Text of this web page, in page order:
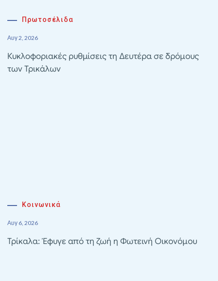
Πρωτοσέλιδα
Αυγ 2, 2026
Κυκλοφοριακές ρυθμίσεις τη Δευτέρα σε δρόμους
των Τρικάλων
Κοινωνικά
Αυγ 6, 2026
Τρίκαλα: Έφυγε από τη ζωή η Φωτεινή Οικονόμου